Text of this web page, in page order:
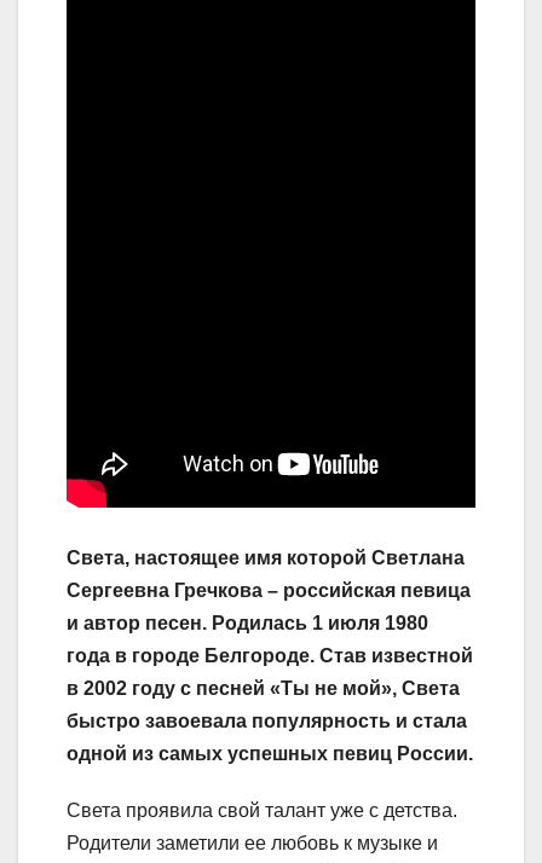
Света, настоящее имя которой Светлана
Сергеевна Гречкова – российская певица
и автор песен. Родилась 1 июля 1980
года в городе Белгороде. Став известной
в 2002 году с песней «Ты не мой», Света
быстро завоевала популярность и стала
одной из самых успешных певиц России.
Света проявила свой талант уже с детства.
Родители заметили ее любовь к музыке и